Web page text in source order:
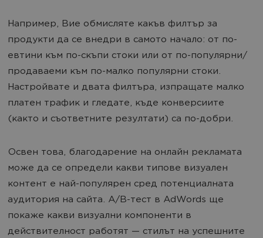
Например, Вие обмисляте какъв филтър за
продукти да се внедри в самото начало: от по-
евтини към по-скъпи стоки или от по-популярни/
продаваеми към по-малко популярни стоки.
Настройвате и двата филтъра, изпращате малко
платен трафик и гледате, къде конверсиите
(както и съответните резултати) са по-добри.
Освен това, благодарение на онлайн рекламата
може да се определи какви типове визуален
контент е най-популярен сред потенциалната
аудитория на сайта. A/B-тест в AdWords ще
покаже какви визуални компоненти в
действителност работят — стилът на успешните